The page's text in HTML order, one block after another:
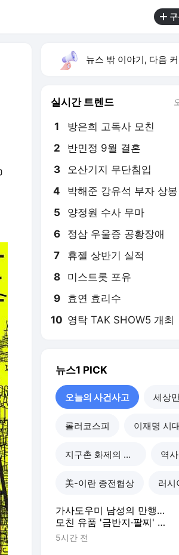
뉴스 밖 이야기, 다음 커뮤
실시간 트렌드
1 방은희 고독사 모친
2 반민정 9월 결혼
3 오산기지 무단침입
4 박해준 강유석 부자 상봉
5 양정원 수사 무마
6 정삼 우울증 공황장애
7 휴젤 상반기 실적
8 미스트롯 포유
9 효연 효리수
10 영탁 TAK SHOW5 개최
뉴스1 PICK
오늘의 사건사고 세상
롤러코스피 이재명 시대
지구촌 화제의 뉴스 역
美-이란 종전협상
가사도우미 남성의 만행…
모친 유품 '금반지·팔찌' 녹
여 팔았다
5시간 전